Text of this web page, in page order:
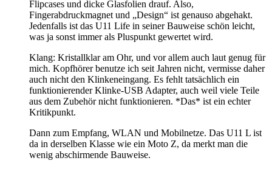
Flipcases und dicke Glasfolien drauf. Also,
Fingerabdruckmagnet und „Design“ ist genauso abgehakt.
Jedenfalls ist das U11 Life in seiner Bauweise schön leicht,
was ja sonst immer als Pluspunkt gewertet wird.
Klang: Kristallklar am Ohr, und vor allem auch laut genug für
mich. Kopfhörer benutze ich seit Jahren nicht, vermisse daher
auch nicht den Klinkeneingang. Es fehlt tatsächlich ein
funktionierender Klinke-USB Adapter, auch weil viele Teile
aus dem Zubehör nicht funktionieren. *Das* ist ein echter
Kritikpunkt.
Dann zum Empfang, WLAN und Mobilnetze. Das U11 L ist
da in derselben Klasse wie ein Moto Z, da merkt man die
wenig abschirmende Bauweise.